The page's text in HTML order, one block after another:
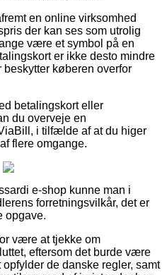
en online virksomhed
der kan ses som utrolig
være et symbol på en
er ikke desto mindre
beskytter køberen overfor
betalingskort eller
du overveje en
i tilfælde af at du higer
flere omgange.
e-shop kunne man i
forretningsvilkår, det er
opgave.
være at tjekke om
eftersom det burde være
de danske regler, samt